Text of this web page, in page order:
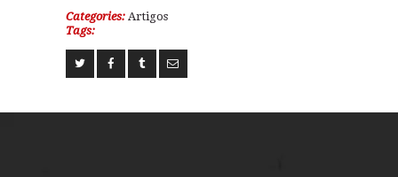
Categories: Artigos
Tags: